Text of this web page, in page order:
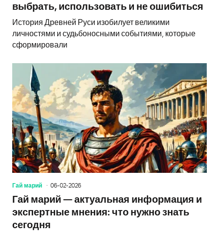
выбрать, использовать и не ошибиться
История Древней Руси изобилует великими
личностями и судьбоносными событиями, которые
сформировали
Гай марий 06-02-2026
Гай марий — актуальная информация и
экспертные мнения: что нужно знать
сегодня